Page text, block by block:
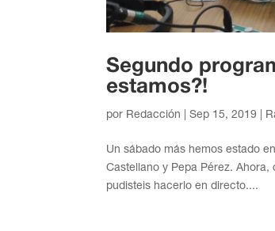
Segundo
estamos?!
por Redacción |Sep 15, 2019
Un sábado más hemos estado
Castellano y Pepa Pérez.
pudisteis hacerlo en directo....